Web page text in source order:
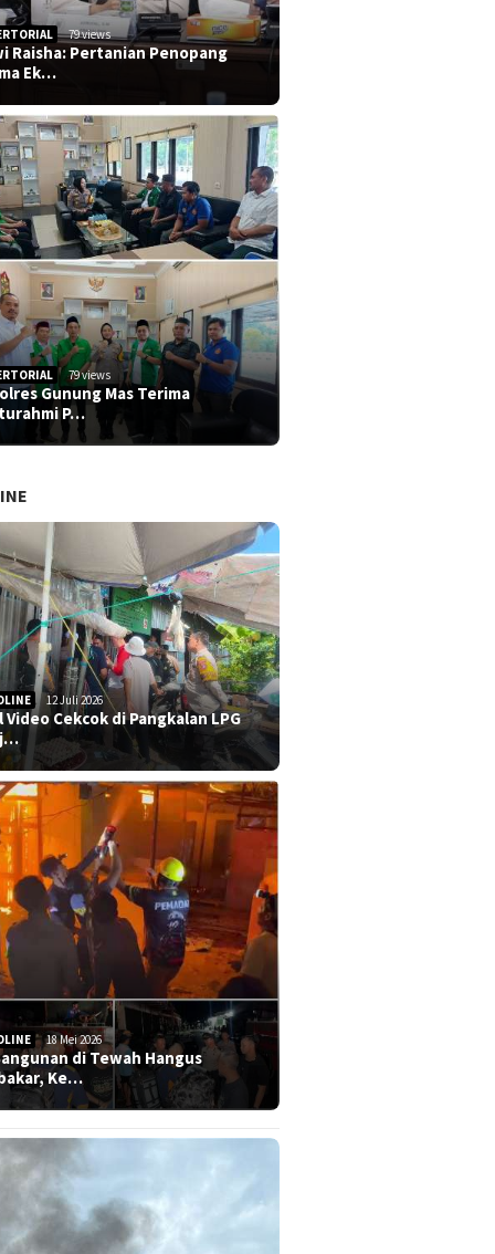
79 views
Raisha: Pertanian Penopang
Ek…
79 views
Gunung Mas Terima
P…
12 Juli 2026
Video Cekcok di Pangkalan LPG
18 Mei 2026
di Tewah Hangus
Ke…